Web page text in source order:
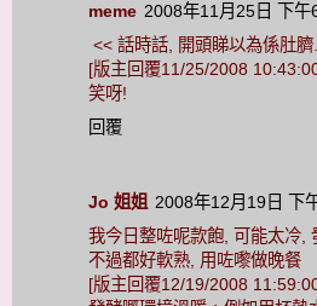
meme 2008年11月25日 下午
<< 話時話, 開頭睇以為係肚臍...
[版主回覆11/25/2008
笑呀!
回覆
Jo 姐姐 2008年12月19日 下
我今日整咗呢款飽, 可能太冷,
不過都好軟熟, 用咗嚟做晚餐
[版主回覆12/19/2008